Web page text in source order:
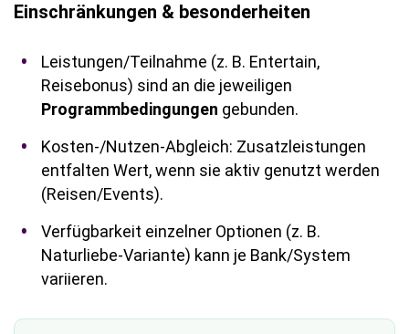
Einschränkungen & besonderheiten
Leistungen/Teilnahme (z. B. Entertain,
Reisebonus) sind an die jeweiligen
Programmbedingungen gebunden.
Kosten-/Nutzen-Abgleich: Zusatzleistungen
entfalten Wert, wenn sie aktiv genutzt werden
(Reisen/Events).
Verfügbarkeit einzelner Optionen (z. B.
Naturliebe-Variante) kann je Bank/System
variieren.